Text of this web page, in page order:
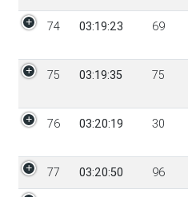
74 03:19:23 69
75 03:19:35 75
76 03:20:19 30
77 03:20:50 96